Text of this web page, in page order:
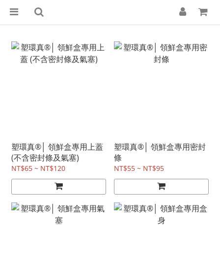
塑環真®│ 領鮮盒專用上蓋
(不含密封條及氣塞)
NT$65 ~ NT$120
塑環真®│ 領鮮盒專用密封
條
NT$55 ~ NT$95